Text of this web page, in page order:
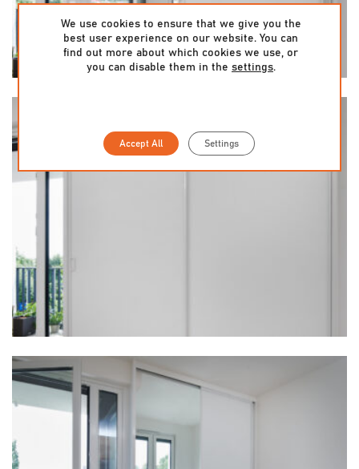
We use cookies to ensure that we give you the
best user experience on our website. You can
find out more about which cookies we use, or
you can disable them in the settings.
Accept All Settings